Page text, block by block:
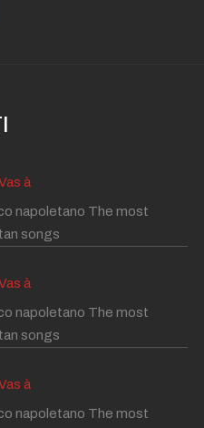
à
napoletano The most
songs
à
napoletano The most
songs
à
napoletano The most